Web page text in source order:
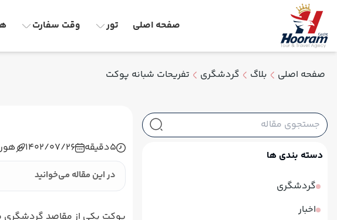
صفحه اصلی تور وقت سفارت
صفحه اصلی بلاگ گردشگری تفریحات شبانه پوکت
دسته بندی ها
گردشگری
اخبار
5دقیقه 1402/07/26
در این مقاله می‌خوانید
پوکت یکی از مقاصد گردشگری